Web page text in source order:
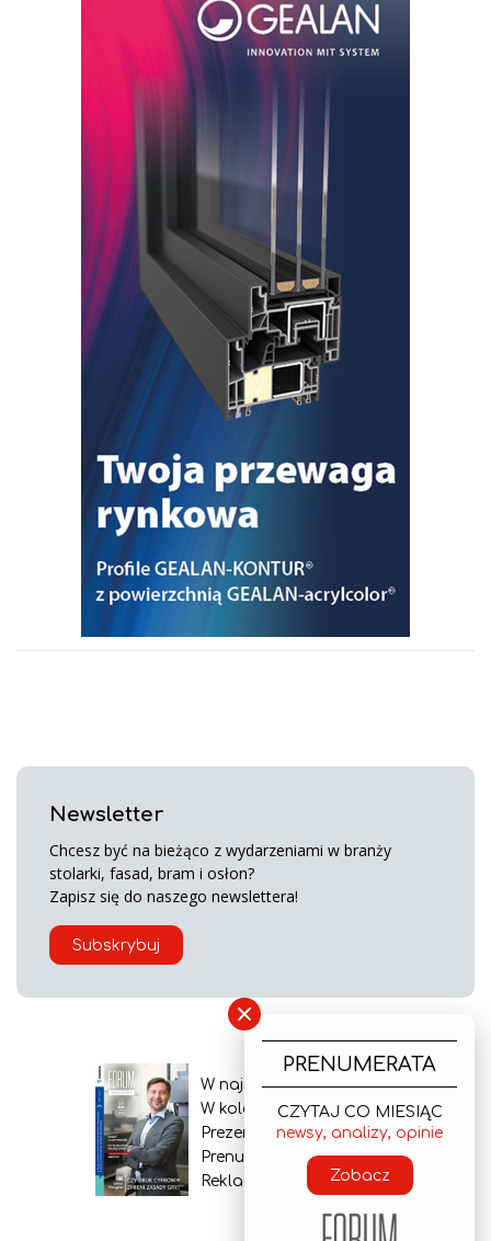
Newsletter
Chcesz być na bieżąco z wydarzeniami w branży
stolarki, fasad, bram i osłon?
Zapisz się do naszego newslettera!
Subskrybuj
W najnowszym wydaniu
W kolejnym numerze
Prezentacja gazety
Prenumerata
Reklama
×
PRENUMERATA
CZYTAJ CO MIESIĄC
newsy, analizy, opinie
Zobacz